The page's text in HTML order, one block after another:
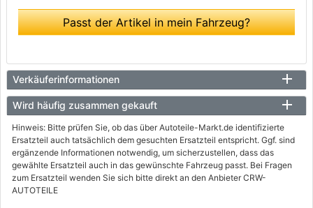
Passt der Artikel in mein Fahrzeug?
Verkäuferinformationen
Wird häufig zusammen gekauft
Hinweis: Bitte prüfen Sie, ob das über Autoteile-Markt.de identifizierte
Ersatzteil auch tatsächlich dem gesuchten Ersatzteil entspricht. Ggf. sind
ergänzende Informationen notwendig, um sicherzustellen, dass das
gewählte Ersatzteil auch in das gewünschte Fahrzeug passt. Bei Fragen
zum Ersatzteil wenden Sie sich bitte direkt an den Anbieter CRW-
AUTOTEILE